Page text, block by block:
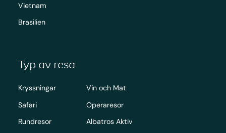
Vietnam
Brasilien
Typ av resa
Kryssningar
Safari
Rundresor
Vin och Mat
Operaresor
Albatros Aktiv